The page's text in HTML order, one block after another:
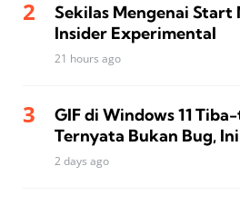
Sekilas Mengenai Start
Insider Experimental
21 hours ago
GIF di Windows 11
Ternyata Bukan Bug,
2 days ago